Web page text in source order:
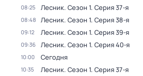
08:25 Лесник. Сезон 1. Серия 37-я
08:48 Лесник. Сезон 1. Серия 38-я
09:12 Лесник. Сезон 1. Серия 39-я
09:36 Лесник. Сезон 1. Серия 40-я
10:00 Сегодня
10:35 Лесник. Сезон 1. Серия 37-я